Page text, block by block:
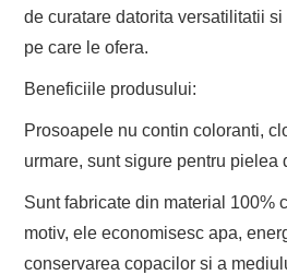
de curatare datorita versatilitatii
pe care le ofera.
Beneficiile produsului:
Prosoapele nu contin coloranti,
urmare, sunt sigure pentru pielea
Sunt fabricate din material 100%
motiv, ele economisesc apa,
conservarea copacilor si a